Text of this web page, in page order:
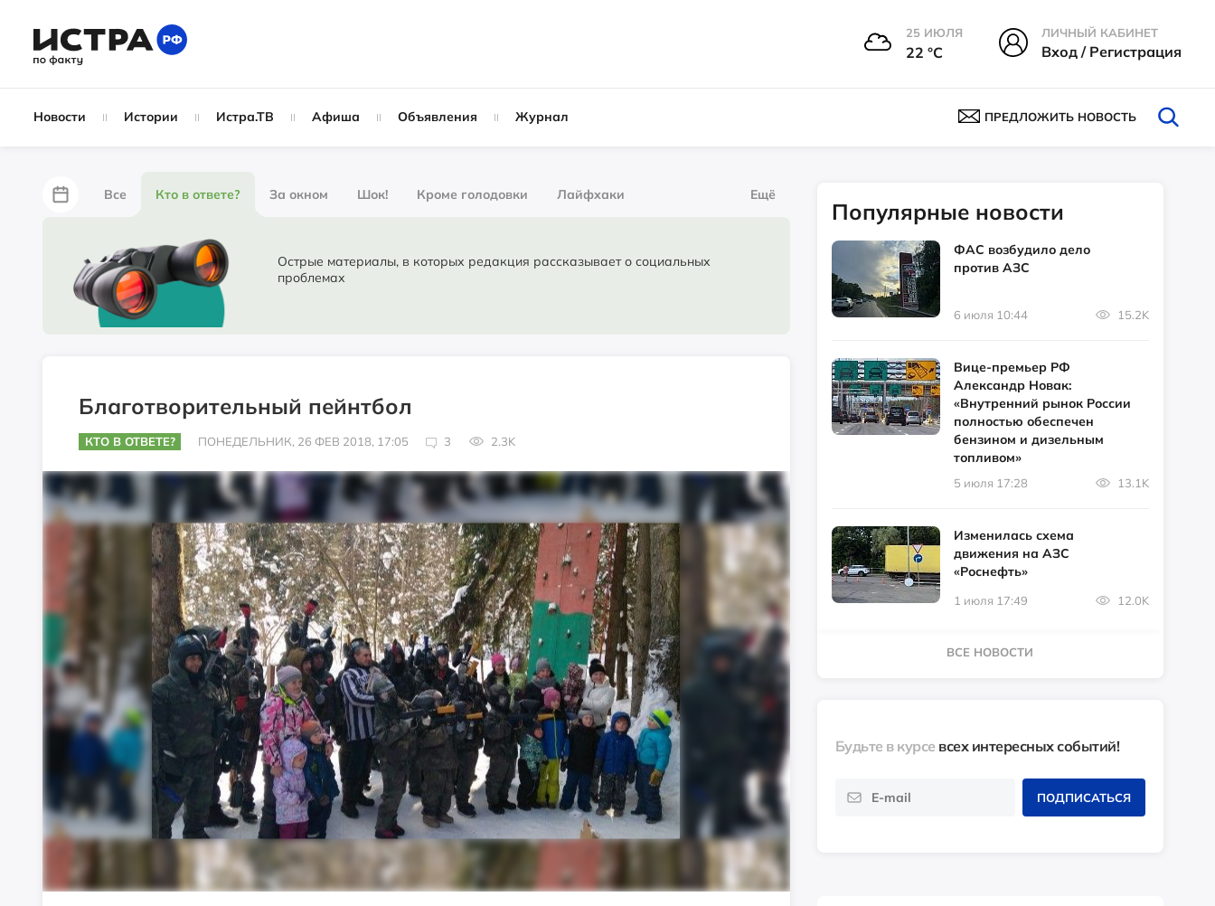
25 ИЮЛЯ
22 °С
ЛИЧНЫЙ КАБИНЕТ
Вход / Регистрация
Новости Истории Истра.ТВ Афиша Объявления Журнал ПРЕДЛОЖИТЬ НОВОСТЬ
Все Кто в ответе? За окном Шок! Кроме голодовки Лайфхаки
Не по лжи!
Партнёрский материал Народные новости
Ещё
Острые материалы, в которых редакция рассказывает о социальных
проблемах
Благотворительный пейнтбол
КТО В ОТВЕТЕ? ПОНЕДЕЛЬНИК, 26 ФЕВ 2018, 17:05 3 2.3K
Популярные новости
ФАС возбудило дело
против АЗС
6 июля 10:44 15.2K
Вице-премьер РФ
Александр Новак:
«Внутренний рынок России
полностью обеспечен
бензином и дизельным
топливом»
5 июля 17:28 13.1K
Изменилась схема
движения на АЗС
«Роснефть»
1 июля 17:49 12.0K
ВСЕ НОВОСТИ
Будьте в курсе всех интересных событий!
ПОДПИСАТЬСЯ